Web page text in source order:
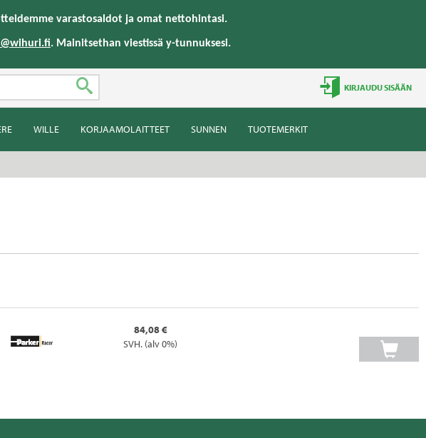
varastosaldot ja omat nettohintasi.
. Mainitsethan viestissä y-tunnuksesi.
KIRJAUDU SISÄÄN
WILLE KORJAAMOLAITTEET SUNNEN TUOTEMERKIT
84,08 €
SVH. (alv 0%)